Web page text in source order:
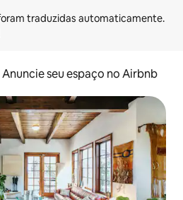
Anuncie seu espaço no Airbnb